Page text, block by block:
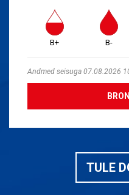
B+ B-
Andmed seisuga 07.08.2026
TULE